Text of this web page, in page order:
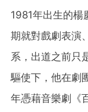
1981年出生的楊
期就對戲劇表演
系，出道之前只
驅使下，他在劇
年憑藉音樂劇《